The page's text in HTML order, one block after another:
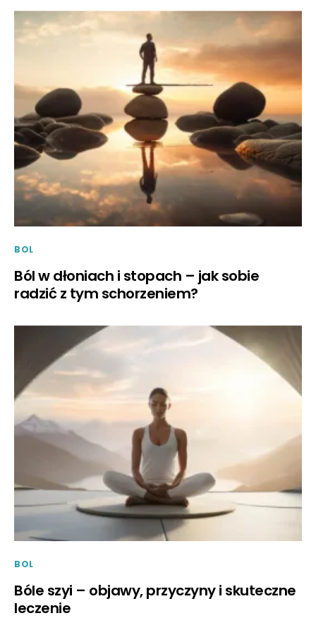
BOL
Ból w dłoniach i stopach – jak sobie
radzić z tym schorzeniem?
BOL
Bóle szyi – objawy, przyczyny i skuteczne
leczenie